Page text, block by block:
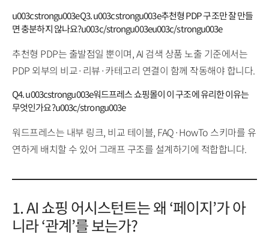
u003cstrongu003eQ3. u003cstrongu003e추천형 PDP 구조만 잘 만들
면 충분하지 않나요?u003c/strongu003eu003c/strongu003e
추천형 PDP는 출발점일 뿐이며, AI 검색 상품 노출 기준에서는
PDP 외부의 비교·리뷰·카테고리 연결이 함께 작동해야 합니다.
Q4. u003cstrongu003e워드프레스 쇼핑몰이 이 구조에 유리한 이유는
무엇인가요?u003c/strongu003e
워드프레스는 내부 링크, 비교 테이블, FAQ·HowTo 스키마를 유
연하게 배치할 수 있어 그래프 구조를 설계하기에 적합합니다.
1. AI 쇼핑 어시스턴트는 왜 ‘페이지’가 아
니라 ‘관계’를 보는가?